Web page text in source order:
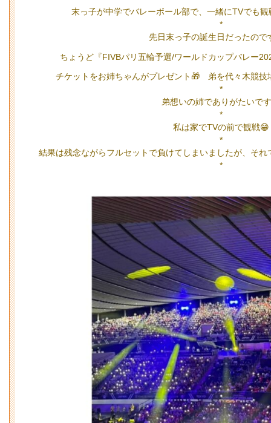
末っ子が中学でバレーボール部で、一緒にTVでも
*
先日末っ子の誕生日だったので
ちょうど『FIVBパリ五輪予選/ワールドカップバレー
チケットをお姉ちゃんがプレゼント🎁 弟を代々木競技
*
弟想いの姉でありがたいで
*
私は家でTVの前で観戦😁
*
結果は残念ながらフルセットで負けてしまいましたが、そ
*